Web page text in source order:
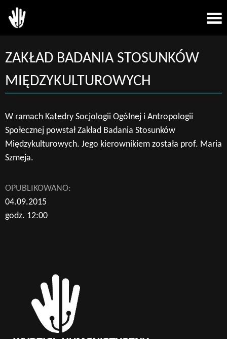
ZAKŁAD BADANIA STOSUNKÓW
MIĘDZYKULTUROWYCH
W ramach Katedry Socjologii Ogólnej i Antropologii
Społecznej powstał Zakład Badania Stosunków
Międzykulturowych. Jego kierownikiem została prof. Maria
Szmeja.
OPUBLIKOWANO:
04.09.2015
godz. 12:00